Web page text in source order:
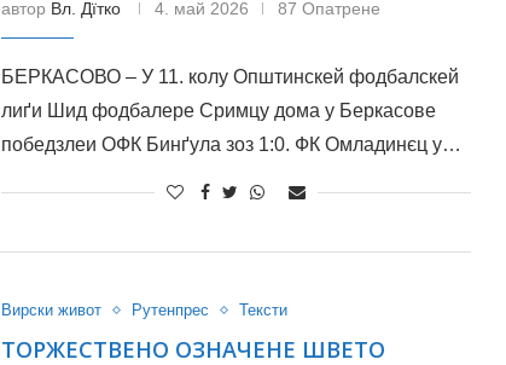
автор Вл. Дїтко 4. май 2026 87 Опатрене
БЕРКАСОВО – У 11. колу Општинскей фодбалскей
лиґи Шид фодбалере Сримцу дома у Беркасове
победзлеи ОФК Бинґула зоз 1:0. ФК Омладинєц у…
Вирски живот Рутенпрес Тексти
ТОРЖЕСТВЕНО ОЗНАЧЕНЕ ШВЕТО